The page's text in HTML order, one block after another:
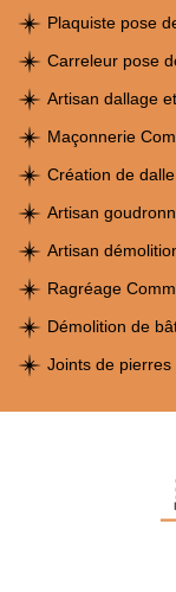
Plaquiste pose
Carreleur pose
Artisan dallage
Maçonnerie
Création de
Artisan
Artisan
Ragréage
Démolition de
Joints de